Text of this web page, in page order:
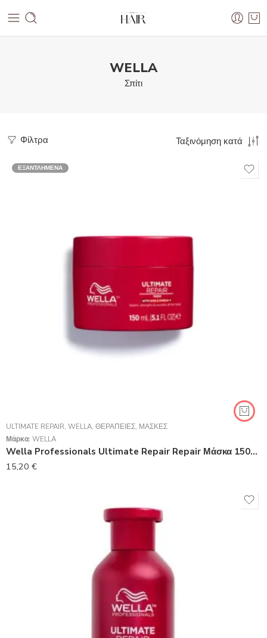
WELLA
Σπίτι
Φίλτρα Ταξινόμηση κατά
ΕΞΑΝΤΛΗΜΈΝΑ
ULTIMATE REPAIR, WELLA, ΘΕΡΑΠΕΊΕΣ, ΜΆΣΚΕΣ
Μάρκα: WELLA
Wella Professionals Ultimate Repair Repair Μάσκα 150ml
15,20 €